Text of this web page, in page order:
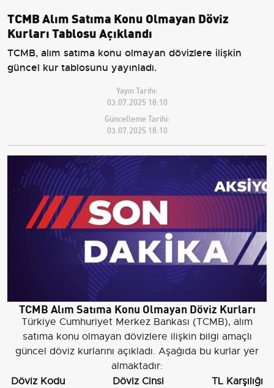
TCMB Alım Satıma Konu Olmayan Döviz
Kurları Tablosu Açıklandı
TCMB, alım satıma konu olmayan dövizlere ilişkin
güncel kur tablosunu yayınladı.
Yayın Tarihi:
03.07.2025 18:10
Güncelleme Tarihi:
03.07.2025 18:10
TCMB Alım Satıma Konu Olmayan Döviz Kurları
Türkiye Cumhuriyet Merkez Bankası (TCMB), alım
satıma konu olmayan dövizlere ilişkin bilgi amaçlı
güncel döviz kurlarını açıkladı. Aşağıda bu kurlar yer
almaktadır:
Döviz Kodu
Döviz Cinsi
TL Karşılığı